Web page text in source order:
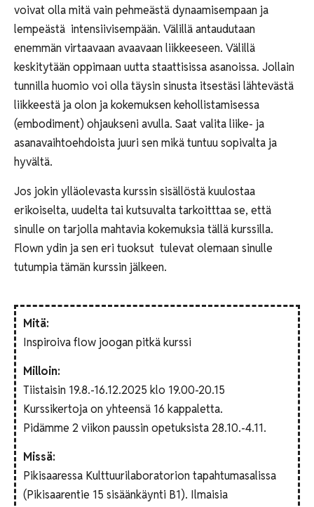
voivat olla mitä vain pehmeästä dynaamisempaan ja
lempeästä intensiivisempään. Välillä antaudutaan
enemmän virtaavaan avaavaan liikkeeseen. Välillä
keskitytään oppimaan uutta staattisissa asanoissa. Jollain
tunnilla huomio voi olla täysin sinusta itsestäsi lähtevästä
liikkeestä ja olon ja kokemuksen kehollistamisessa
(embodiment) ohjaukseni avulla. Saat valita liike- ja
asanavaihtoehdoista juuri sen mikä tuntuu sopivalta ja
hyvältä.
Jos jokin ylläolevasta kurssin sisällöstä kuulostaa
erikoiselta, uudelta tai kutsuvalta tarkoitttaa se, että
sinulle on tarjolla mahtavia kokemuksia tällä kurssilla.
Flown ydin ja sen eri tuoksut tulevat olemaan sinulle
tutumpia tämän kurssin jälkeen.
Mitä:
Inspiroiva flow joogan pitkä kurssi
Milloin:
Tiistaisin 19.8.-16.12.2025 klo 19.00-20.15
Kurssikertoja on yhteensä 16 kappaletta.
Pidämme 2 viikon paussin opetuksista 28.10.-4.11.
Missä:
Pikisaaressa Kulttuurilaboratorion tapahtumasalissa
(Pikisaarentie 15 sisäänkäynti B1). Ilmaisia